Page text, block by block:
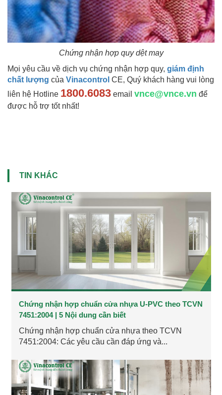
Chứng nhận hợp quy dệt may
Mọi yêu cầu về dịch vụ chứng nhận hợp quy, giám định
chất lượng của Vinacontrol CE, Quý khách hàng vui lòng
liên hệ Hotline 1800.6083 email vnce@vnce.vn để
được hỗ trợ tốt nhất!
TIN KHÁC
Chứng nhận hợp chuẩn cửa nhựa U-PVC theo TCVN
7451:2004 | 5 Nội dung cần biết
Chứng nhận hợp chuẩn cửa nhựa theo TCVN
7451:2004: Các yêu cầu cần đáp ứng và...